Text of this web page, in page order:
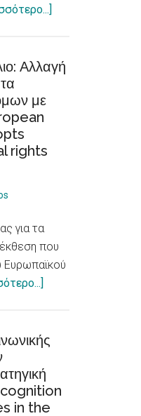
fundamental
health
το
accessible
to
Αλλαγή
με
rights
για τα
που
Ευρωπαϊκού
νοοτροπίας
τα
Δικαιώματα
ατόμων
in the